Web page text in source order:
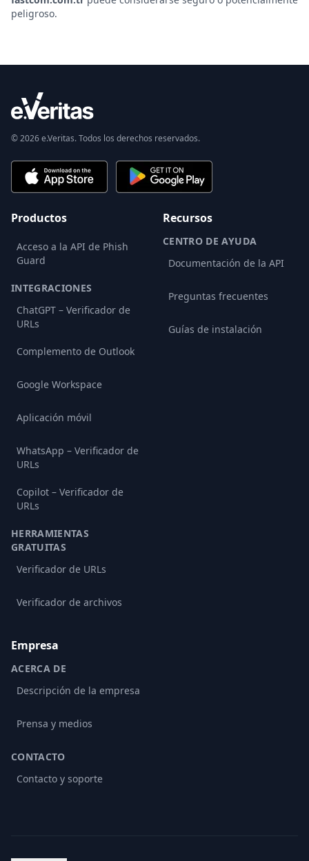
peligroso.
© 2026 e.Veritas. Todos los derechos reservados.
Productos
Acceso a la API de Phish
Guard
INTEGRACIONES
ChatGPT – Verificador de
URLs
Complemento de Outlook
Google Workspace
Aplicación móvil
WhatsApp – Verificador de
URLs
Copilot – Verificador de
URLs
HERRAMIENTAS
GRATUITAS
Verificador de URLs
Verificador de archivos
Recursos
CENTRO DE AYUDA
Documentación de la API
Preguntas frecuentes
Guías de instalación
Empresa
ACERCA DE
Descripción de la empresa
Prensa y medios
CONTACTO
Contacto y soporte